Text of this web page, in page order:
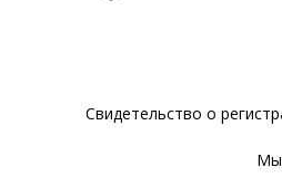
Свидетельство о
Мы